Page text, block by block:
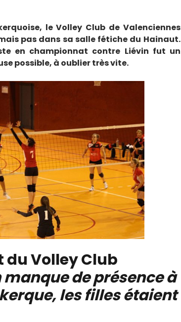
le Volley Club de Valenciennes
pas dans sa salle fétiche du Hainaut.
en championnat contre Liévin fut un
possible, à oublier très vite.
Volley Club
manque de présence à
les filles étaient